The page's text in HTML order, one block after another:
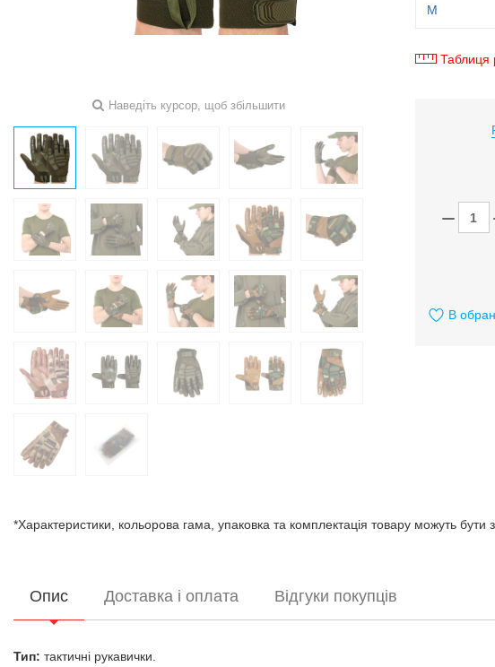
Наведіть курсор, щоб збільшити
M
Таблиця
В
*Характеристики, кольорова гама, упаковка та комплектація товару можуть бути
Опис
Тип: тактичні рукавички.
Доставка і оплата Відгуки покупців